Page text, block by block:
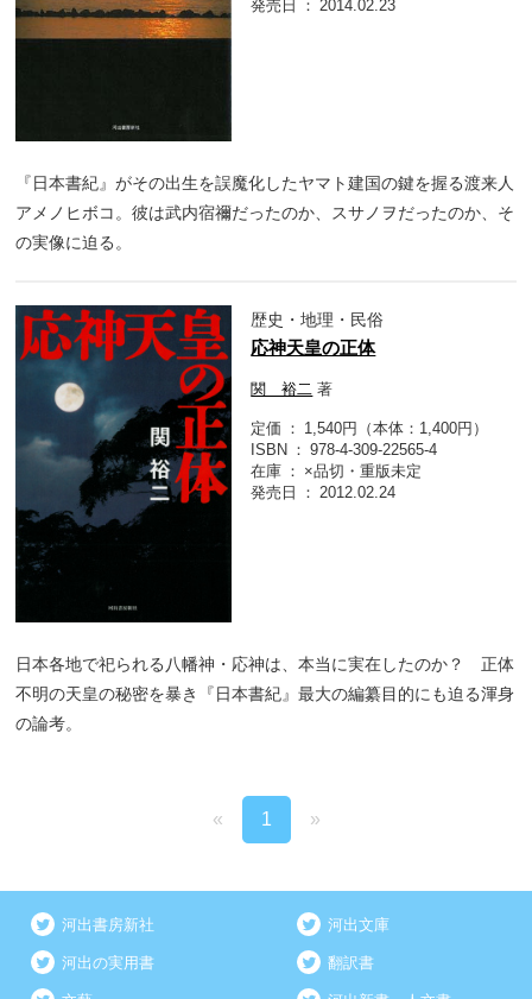
発売日
2014.02.23
『日本書紀』がその出生を誤魔化したヤマト建国の鍵を握る渡来人
アメノヒボコ。彼は武内宿禰だったのか、スサノヲだったのか、そ
の実像に迫る。
歴史・地理・民俗
応神天皇の正体
関 裕二 著
定価
1,540円（本体：1,400円）
ISBN
978-4-309-22565-4
在庫
×品切・重版未定
発売日
2012.02.24
日本各地で祀られる八幡神・応神は、本当に実在したのか？ 正体
不明の天皇の秘密を暴き『日本書紀』最大の編纂目的にも迫る渾身
の論考。
« 1 »
河出書房新社 河出文庫
河出の実用書 翻訳書